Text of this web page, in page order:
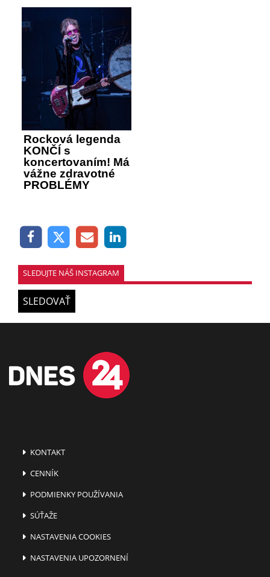
Rocková legenda
KONČÍ s
koncertovaním! Má
vážne zdravotné
PROBLÉMY
SLEDUJTE NÁŠ INSTAGRAM
SLEDOVAŤ
KONTAKT
CENNÍK
PODMIENKY POUŽÍVANIA
SÚŤAŽE
NASTAVENIA COOKIES
NASTAVENIA UPOZORNENÍ